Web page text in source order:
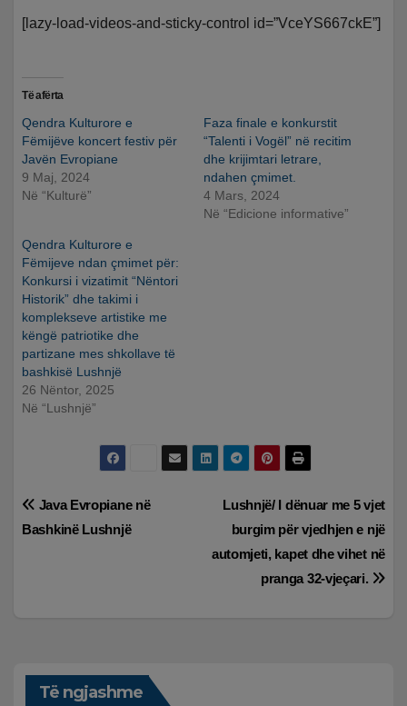
[lazy-load-videos-and-sticky-control id=”VceYS667ckE”]
Të afërta
Qendra Kulturore e
Fëmijëve koncert festiv për
Javën Evropiane
9 Maj, 2024
Në “Kulturë”
Faza finale e konkurstit
“Talenti i Vogël” në recitim
dhe krijimtari letrare,
ndahen çmimet.
4 Mars, 2024
Në “Edicione informative”
Qendra Kulturore e
Fëmijeve ndan çmimet për:
Konkursi i vizatimit “Nëntori
Historik” dhe takimi i
komplekseve artistike me
këngë patriotike dhe
partizane mes shkollave të
bashkisë Lushnjë
26 Nëntor, 2025
Në “Lushnjë”
Lëvizje
Lushnjë/ I dënuar me 5 vjet
burgim për vjedhjen e një
automjeti, kapet dhe vihet në
pranga 32-vjeçari.
Java Evropiane në
Bashkinë Lushnjë
Të ngjashme